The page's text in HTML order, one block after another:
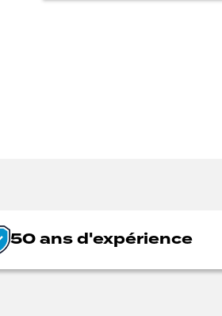
50 ans d'expérience